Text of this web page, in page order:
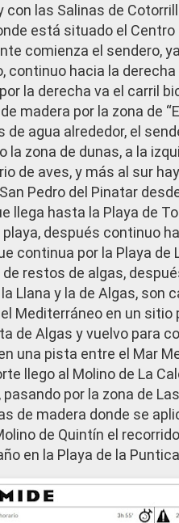
con las Salinas de
está situado el
comienza el sendero,
continuo hacia la
la derecha va el carril
madera por la zona de
de agua alrededor, el
la zona de dunas, a la
de aves, y más al sur
Pedro del Pinatar
llega hasta la Playa de
playa, después continuo
continua por la Playa de
restos de algas,
Llana y la de Algas, son
Mediterráneo en un sitio
de Algas y vuelvo para
una pista entre el Mar
llego al Molino de La
pasando por la zona de
de madera donde se
de Quintín el
en la Playa de la Puntica